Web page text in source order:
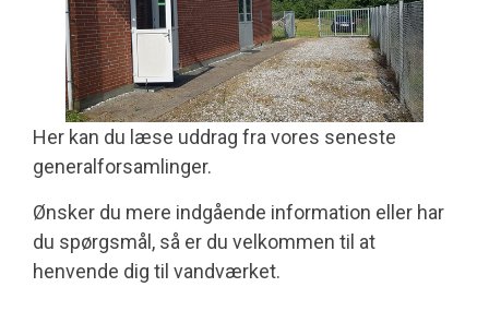
Her kan du læse uddrag fra vores seneste
generalforsamlinger.
Ønsker du mere indgående information eller har
du spørgsmål, så er du velkommen til at
henvende dig til vandværket.